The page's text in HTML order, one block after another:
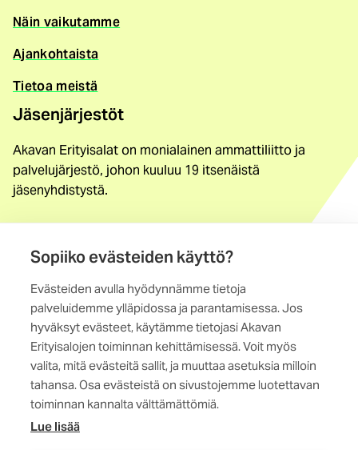
Sopiiko evästeiden käyttö?
Evästeiden avulla hyödynnämme tietoja
palveluidemme ylläpidossa ja parantamisessa. Jos
hyväksyt evästeet, käytämme tietojasi Akavan
Erityisalojen toiminnan kehittämisessä. Voit myös
valita, mitä evästeitä sallit, ja muuttaa asetuksia milloin
tahansa. Osa evästeistä on sivustojemme luotettavan
toiminnan kannalta välttämättömiä.
Lue lisää
Näin vaikutamme
Ajankohtaista
Tietoa meistä
Jäsenjärjestöt
Akavan Erityisalat on monialainen ammattiliitto ja
palvelujärjestö, johon kuuluu 19 itsenäistä
jäsenyhdistystä.
Yhteystiedot
Maistraatinportti 4 A, 6. krs
00240 Helsinki
Kaikki yhteystiedot